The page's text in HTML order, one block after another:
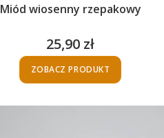
Miód wiosenny rzepakowy
Cena
25,90 zł
ZOBACZ PRODUKT